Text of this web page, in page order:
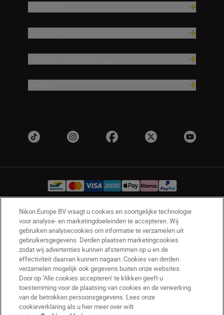
BE(nl) Nikon Sites
Contact opnemen
Privacyverklaring
Gebruiksvoorwaarden
Nikon Store - Algemene voorwaarden
Cookieverklaring
Toegankelijkheid
Cookie-instellingen
© 2026 Nikon
Nikon Europe BV vraagt u cookies en soortgelijke technologie
voor analyse- en marketingdoeleinden te accepteren. Wij
gebruiken analysecookies om informatie te verzamelen uit
gebruikersgegevens. Derden plaatsen marketingcookies
zodat wij advertenties kunnen afstemmen op u en de
effectiviteit daarvan kunnen nagaan. Cookies van derden
verzamelen mogelijk ook gegevens buiten onze websites.
Door op ‘Alle cookies accepteren’ te klikken geeft u
toestemming voor de plaatsing van cookies en de verwerking
van de betrokken persoonsgegevens. Lees onze
cookieverklaring als u hier meer over wilt